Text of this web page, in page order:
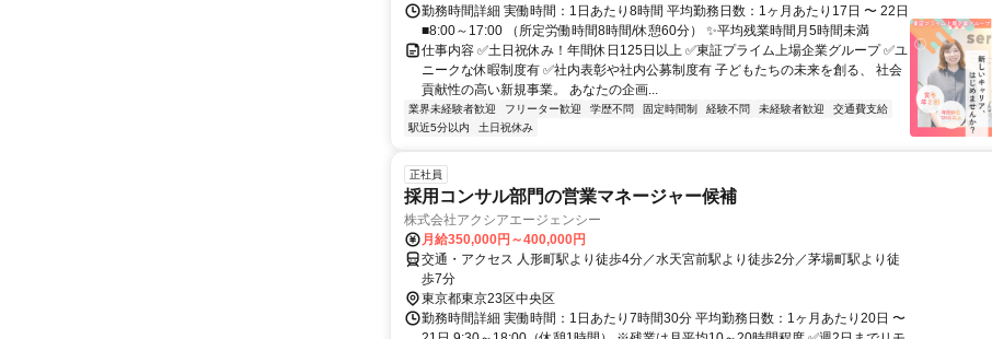
勤務時間詳細 実働時間：1日あたり8時間 平均勤務日数：1ヶ月あたり17日 〜 22日
■8:00～17:00 （所定労働時間8時間/休憩60分） ✨平均残業時間月5時間未満
仕事内容 ✅⼟⽇祝休み！年間休⽇125⽇以上 ✅東証プライム上場企業グループ ✅ユ
ニークな休暇制度有 ✅社内表彰や社内公募制度有 子どもたちの未来を創る、 社会
貢献性の高い新規事業。 あなたの企画...
業界未経験者歓迎 フリーター歓迎 学歴不問 固定時間制 経験不問 未経験者歓迎
交通費支給
駅近5分以内
土日祝休み
正社員
採用コンサル部門の営業マネージャー候補
株式会社アクシアエージェンシー
月給350,000円～400,000円
交通・アクセス 人形町駅より徒歩4分／水天宮前駅より徒歩2分／茅場町駅より徒
歩7分
東京都東京23区中央区
勤務時間詳細 実働時間：1日あたり7時間30分 平均勤務日数：1ヶ月あたり20日 〜